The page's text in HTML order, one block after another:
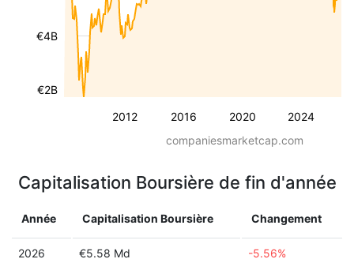
2012 2016 2020 2024
€2B
€4B
companiesmarketcap.com
Capitalisation Boursière de fin d'année
Année Capitalisation Boursière Changement
2026 €5.58 Md -5.56%